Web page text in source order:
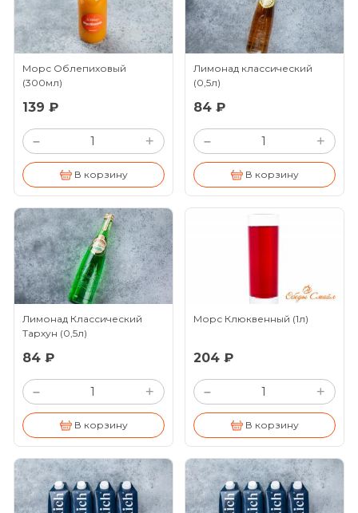
Морс Облепиховый
(300мл)
139 ₽
– +
В корзину
Лимонад классический
(0,5л)
84 ₽
– +
В корзину
Лимонад Классический
Тархун (0,5л)
84 ₽
– +
В корзину
Морс Клюквенный (1л)
204 ₽
– +
В корзину